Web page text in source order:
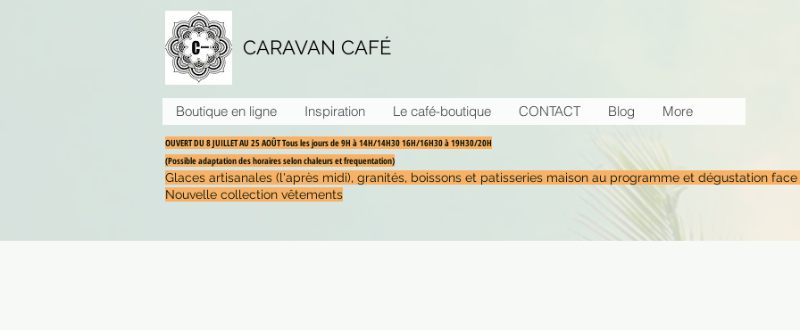
CARAVAN CAFÉ
Boutique en ligne Inspiration Le café-boutique CONTACT Blog More
OUVERT DU 8 JUILLET AU 25 AOÛT Tous les jours de 9H à 14H/14H30 16H/16H30 à 19H30/20H
(Possible adaptation des horaires selon chaleurs et frequentation)
Glaces artisanales (l'après midi), granités, boissons et patisseries maison au programme et dégustation face
Nouvelle collection vêtements